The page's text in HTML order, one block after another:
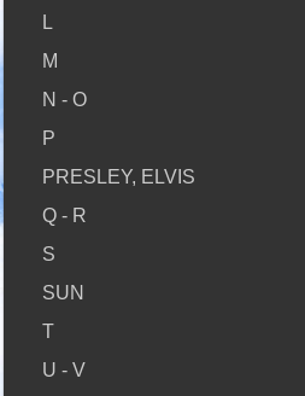
L
M
N - O
P
PRESLEY, ELVIS
Q - R
S
SUN
T
U - V